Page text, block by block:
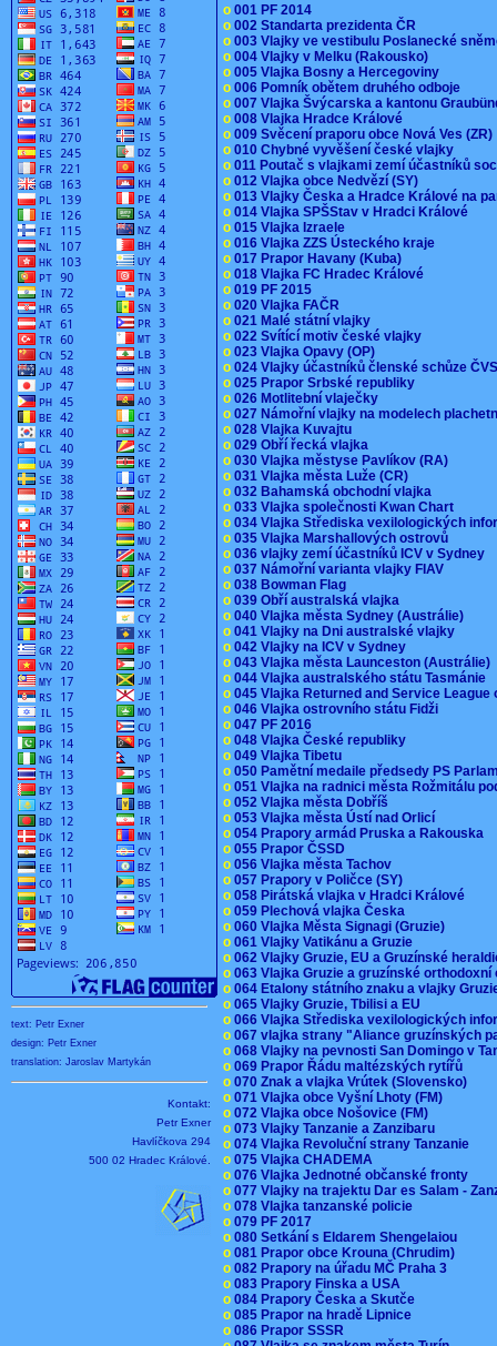
text: Petr Exner
design: Petr Exner
translation: Jaroslav Martykán
Kontakt:
Petr Exner
Havlíčkova 294
500 02 Hradec Králové.
o 001 PF 2014
o 002 Standarta prezidenta ČR
o 003 Vlajky ve vestibulu Poslanecké
o 004 Vlajky v Melku (Rakousko)
o 005 Vlajka Bosny a Hercegoviny
o 006 Pomník obětem druhého odboje
o 007 Vlajka Švýcarska a kantonu
o 008 Vlajka Hradce Králové
o 009 Svěcení praporu obce Nová Ves
o 010 Chybné vyvěšení české vlajky
o 011 Poutač s vlajkami zemí účastníků
o 012 Vlajka obce Nedvězí (SY)
o 013 Vlajky Česka a Hradce Králové na
o 014 Vlajka SPŠStav v Hradci Králové
o 015 Vlajka Izraele
o 016 Vlajka ZZS Ústeckého kraje
o 017 Prapor Havany (Kuba)
o 018 Vlajka FC Hradec Králové
o 019 PF 2015
o 020 Vlajka FAČR
o 021 Malé státní vlajky
o 022 Svítící motiv české vlajky
o 023 Vlajka Opavy (OP)
o 024 Vlajky účastníků členské schůze
o 025 Prapor Srbské republiky
o 026 Motlitební vlaječky
o 027 Námořní vlajky na modelech
o 028 Vlajka Kuvajtu
o 029 Obří řecká vlajka
o 030 Vlajka městyse Pavlíkov (RA)
o 031 Vlajka města Luže (CR)
o 032 Bahamská obchodní vlajka
o 033 Vlajka společnosti Kwan Chart
o 034 Vlajka Střediska vexilologických
o 035 Vlajka Marshallových ostrovů
o 036 vlajky zemí účastníků ICV v Sydney
o 037 Námořní varianta vlajky FIAV
o 038 Bowman Flag
o 039 Obří australská vlajka
o 040 Vlajka města Sydney (Austrálie)
o 041 Vlajky na Dni australské vlajky
o 042 Vlajky na ICV v Sydney
o 043 Vlajka města Launceston (Austrálie)
o 044 Vlajka australského státu Tasmánie
o 045 Vlajka Returned and Service
o 046 Vlajka ostrovního státu Fidži
o 047 PF 2016
o 048 Vlajka České republiky
o 049 Vlajka Tibetu
o 050 Pamětní medaile předsedy PS
o 051 Vlajka na radnici města Rožmitálu
o 052 Vlajka města Dobříš
o 053 Vlajka města Ústí nad Orlicí
o 054 Prapory armád Pruska a Rakouska
o 055 Prapor ČSSD
o 056 Vlajka města Tachov
o 057 Prapory v Poličce (SY)
o 058 Pirátská vlajka v Hradci Králové
o 059 Plechová vlajka Česka
o 060 Vlajka Města Signagi (Gruzie)
o 061 Vlajky Vatikánu a Gruzie
o 062 Vlajky Gruzie, EU a Gruzínské
o 063 Vlajka Gruzie a gruzínské
o 064 Etalony státního znaku a vlajky
o 065 Vlajky Gruzie, Tbilisi a EU
o 066 Vlajka Střediska vexilologických
o 067 vlajka strany "Aliance gruzínských
o 068 Vlajky na pevnosti San Domingo v
o 069 Prapor Řádu maltézských rytířů
o 070 Znak a vlajka Vrútek (Slovensko)
o 071 Vlajka obce Vyšní Lhoty (FM)
o 072 Vlajka obce Nošovice (FM)
o 073 Vlajky Tanzanie a Zanzibaru
o 074 Vlajka Revoluční strany Tanzanie
o 075 Vlajka CHADEMA
o 076 Vlajka Jednotné občanské fronty
o 077 Vlajky na trajektu Dar es Salam -
o 078 Vlajka tanzanské policie
o 079 PF 2017
o 080 Setkání s Eldarem Shengelaiou
o 081 Prapor obce Krouna (Chrudim)
o 082 Prapory na úřadu MČ Praha 3
o 083 Prapory Finska a USA
o 084 Prapory Česka a Skutče
o 085 Prapor na hradě Lipnice
o 086 Prapor SSSR